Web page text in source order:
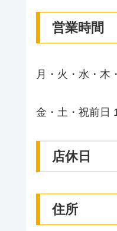
営業時間
月・火・水・木
金・土・祝前日
店休日
住所